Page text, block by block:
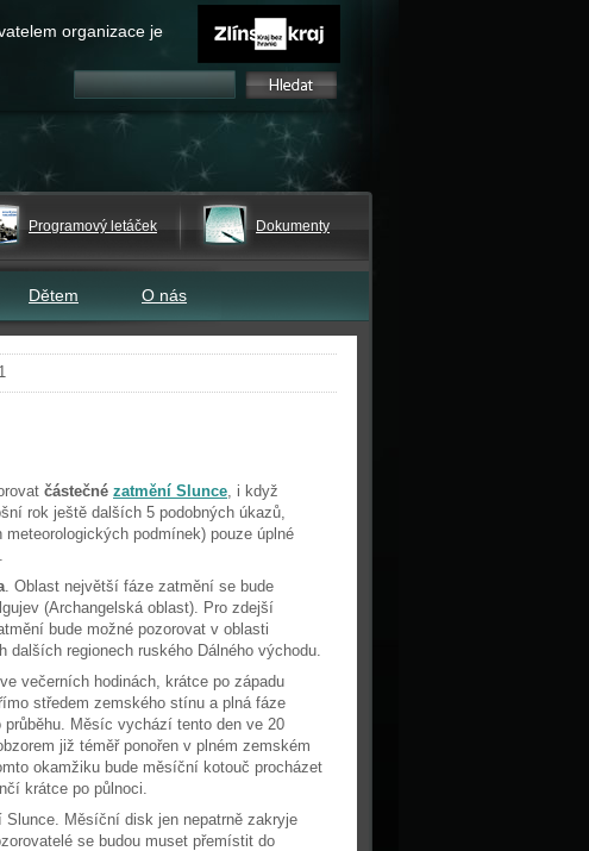
organizace je
Programový letáček Dokumenty
Dětem O nás
částečné zatmění Slunce, i když
rok ještě dalších 5 podobných úkazů,
podmínek) pouze úplné
. Oblast největší fáze zatmění se bude
(Archangelská oblast). Pro zdejší
bude možné pozorovat v oblasti
regionech ruského Dálného východu.
ve večerních hodinách, krátce po západu
středem zemského stínu a plná fáze
Měsíc vychází tento den ve 20
již téměř ponořen v plném zemském
okamžiku bude měsíční kotouč procházet
krátce po půlnoci.
Měsíční disk jen nepatrně zakryje
se budou muset přemístit do